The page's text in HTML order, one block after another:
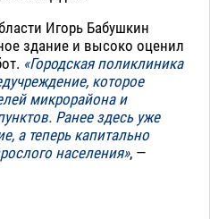
Игорь Бабушкин
здание и высоко оценил
«Городская поликлиника
которое
микрорайона и
Ранее здесь уже
а теперь капитально
населения», —